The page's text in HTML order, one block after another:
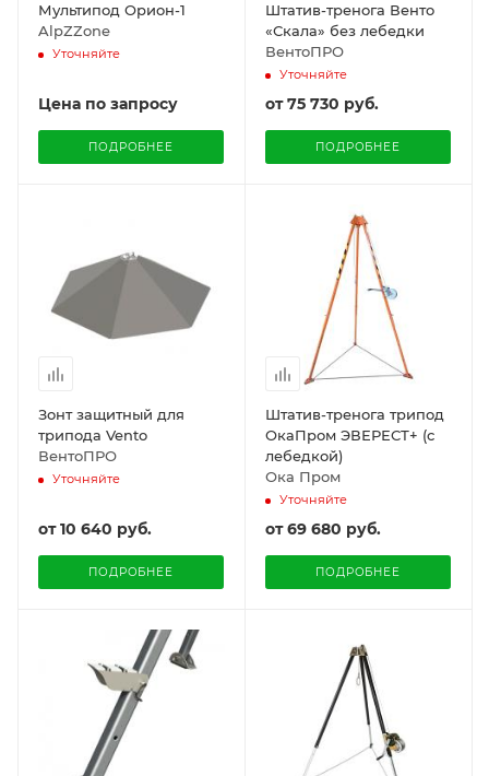
Мультипод Орион-1
AlpZZone
Уточняйте
Цена по запросу
ПОДРОБНЕЕ
Штатив-тренога Венто
«Скала» без лебедки
ВентоПРО
Уточняйте
от75 730 руб.
ПОДРОБНЕЕ
Зонт защитный для
трипода Vento
ВентоПРО
Уточняйте
от10 640 руб.
ПОДРОБНЕЕ
Штатив-тренога трипод
ОкаПром ЭВЕРЕСТ+ (с
лебедкой)
Ока Пром
Уточняйте
от69 680 руб.
ПОДРОБНЕЕ